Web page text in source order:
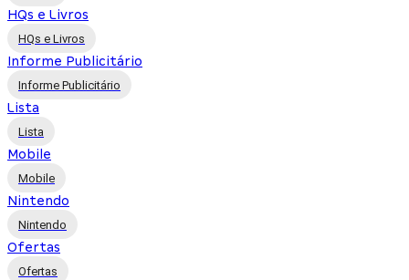
HQs e Livros
HQs e Livros
Informe Publicitário
Informe Publicitário
Lista
Lista
Mobile
Mobile
Nintendo
Nintendo
Ofertas
Ofertas